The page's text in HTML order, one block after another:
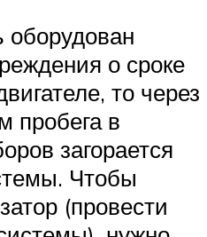
оборудован
о сроке
то через
пробега в
загорается
Чтобы
(провести